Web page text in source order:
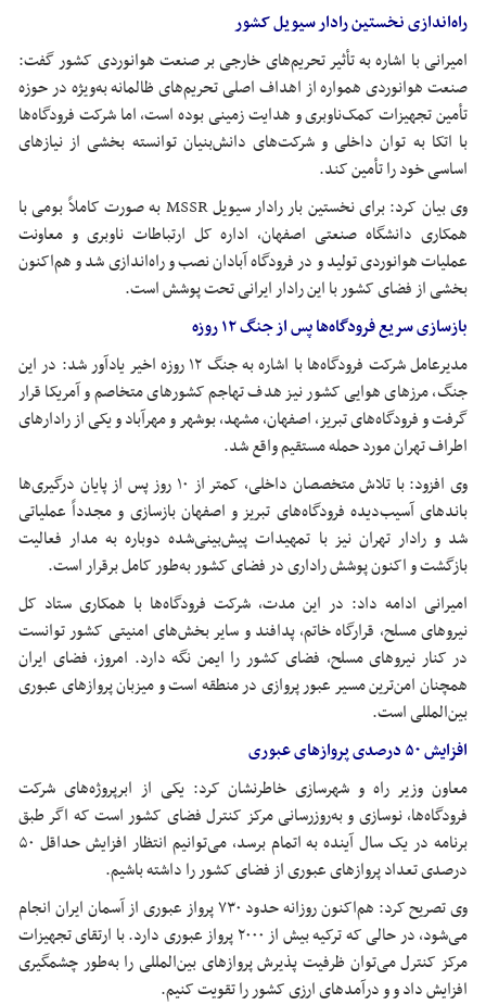
راه‌اندازی نخستین رادار سیویل کشور
امیرانی با اشاره به تأثیر تحریم‌های خارجی بر صنعت هوانوردی کشور گفت:
صنعت هوانوردی همواره از اهداف اصلی تحریم‌های ظالمانه به‌ویژه در حوزه
تأمین تجهیزات کمک‌ناوبری و هدایت زمینی بوده است، اما شرکت فرودگاه‌ها
با اتکا به توان داخلی و شرکت‌های دانش‌بنیان توانسته بخشی از نیازهای
اساسی خود را تأمین کند.
وی بیان کرد: برای نخستین بار رادار سیویل MSSR به صورت کاملاً بومی با
همکاری دانشگاه صنعتی اصفهان، اداره کل ارتباطات ناوبری و معاونت
عملیات هوانوردی تولید و در فرودگاه آبادان نصب و راه‌اندازی شد و هم‌اکنون
بخشی از فضای کشور با این رادار ایرانی تحت پوشش است.
بازسازی سریع فرودگاه‌ها پس از جنگ ۱۲ روزه
مدیرعامل شرکت فرودگاه‌ها با اشاره به جنگ ۱۲ روزه اخیر یادآور شد: در این
جنگ، مرزهای هوایی کشور نیز هدف تهاجم کشورهای متخاصم و آمریکا قرار
گرفت و فرودگاه‌های تبریز، اصفهان، مشهد، بوشهر و مهرآباد و یکی از رادارهای
اطراف تهران مورد حمله مستقیم واقع شد.
وی افزود: با تلاش متخصصان داخلی، کمتر از ۱۰ روز پس از پایان درگیری‌ها
باندهای آسیب‌دیده فرودگاه‌های تبریز و اصفهان بازسازی و مجدداً عملیاتی
شد و رادار تهران نیز با تمهیدات پیش‌بینی‌شده دوباره به مدار فعالیت
بازگشت و اکنون پوشش راداری در فضای کشور به‌طور کامل برقرار است.
امیرانی ادامه داد: در این مدت، شرکت فرودگاه‌ها با همکاری ستاد کل
نیروهای مسلح، قرارگاه خاتم، پدافند و سایر بخش‌های امنیتی کشور توانست
در کنار نیروهای مسلح، فضای کشور را ایمن نگه دارد. امروز، فضای ایران
همچنان امن‌ترین مسیر عبور پروازی در منطقه است و میزبان پروازهای عبوری
بین‌المللی است.
افزایش ۵۰ درصدی پروازهای عبوری
معاون وزیر راه و شهرسازی خاطرنشان کرد: یکی از ابرپروژه‌های شرکت
فرودگاه‌ها، نوسازی و به‌روزرسانی مرکز کنترل فضای کشور است که اگر طبق
برنامه در یک سال آینده به اتمام برسد، می‌توانیم انتظار افزایش حداقل ۵۰
درصدی تعداد پروازهای عبوری از فضای کشور را داشته باشیم.
وی تصریح کرد: هم‌اکنون روزانه حدود ۷۳۰ پرواز عبوری از آسمان ایران انجام
می‌شود، در حالی که ترکیه بیش از ۲۰۰۰ پرواز عبوری دارد. با ارتقای تجهیزات
مرکز کنترل می‌توان ظرفیت پذیرش پروازهای بین‌المللی را به‌طور چشمگیری
افزایش داد و و درآمدهای ارزی کشور را تقویت کنیم.